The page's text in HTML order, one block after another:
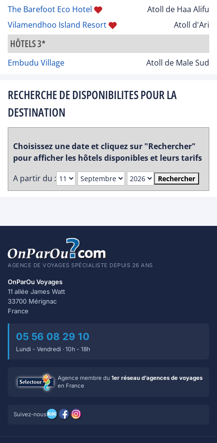
The Barefoot Eco Hotel
Atoll de Haa Alifu
Vilamendhoo Island Resort
Atoll d'Ari
HÔTELS 3*
Embudu Village Atoll de Male Sud
RECHERCHE DE DISPONIBILITES POUR LA
DESTINATION
Choisissez une date et cliquez sur "Rechercher"
pour afficher les hôtels disponibles et leurs tarifs
A partir du :
Rechercher
AGENCE DE VOYAGES SPÉCIALISTE DEPUIS 26 ANS
OnParOu Voyages
11 allée James Watt
33700 Mérignac
France
05 56 08 29 10
Lundi - Vendredi · 10h - 18h
Agence membre du 1er réseau d’agences de voyages
en France
Suivez-nous